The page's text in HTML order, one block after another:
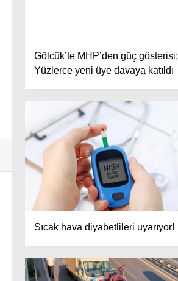
Gölcük’te MHP’den güç gösterisi:
Yüzlerce yeni üye davaya katıldı
Sıcak hava diyabetlileri uyarıyor!